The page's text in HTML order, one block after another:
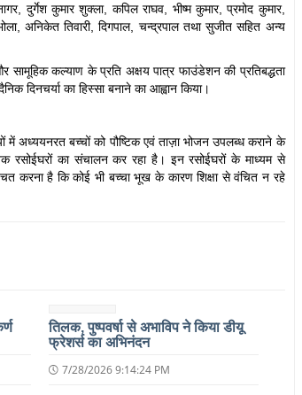
दुर्गेश कुमार शुक्ला, कपिल राघव, भीष्म कुमार, प्रमोद कुमार,
अनिकेत तिवारी, दिगपाल, चन्द्रपाल तथा सुजीत सहित अन्य
कल्याण के प्रति अक्षय पात्र फाउंडेशन की प्रतिबद्धता
दिनचर्या का हिस्सा बनाने का आह्वान किया।
में अध्ययनरत बच्चों को पौष्टिक एवं ताज़ा भोजन उपलब्ध कराने के
रसोईघरों का संचालन कर रहा है। इन रसोईघरों के माध्यम से
करना है कि कोई भी बच्चा भूख के कारण शिक्षा से वंचित न रहे
तिलक, पुष्पवर्षा से अभाविप ने किया डीयू
फ्रेशर्स का अभिनंदन
7/28/2026 9:14:24 PM